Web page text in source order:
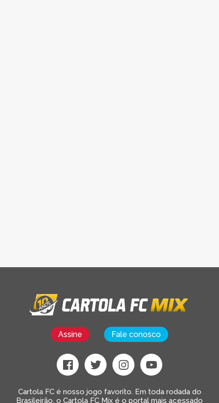
Assine Fale conosco
Cartola FC é nosso jogo favorito. Em toda rodada do
Brasileirão, o Cartola FC Mix é o portal mais acessado